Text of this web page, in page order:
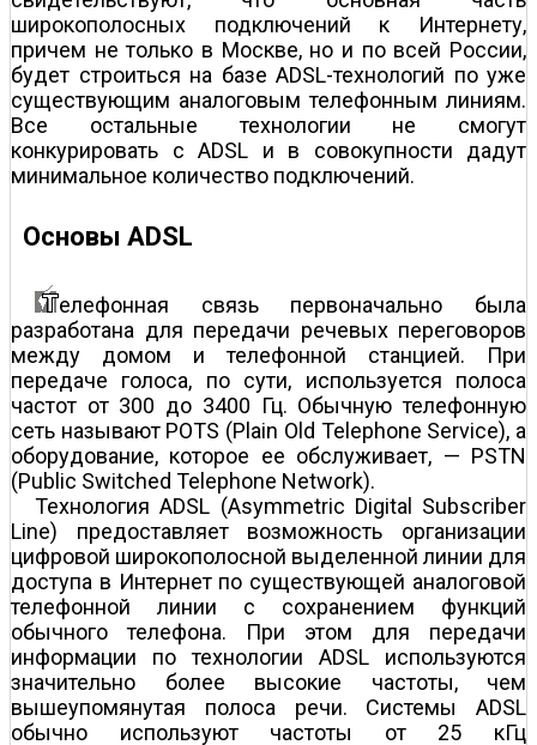
широкополосных подключений к Интернету,
причем не только в Москве, но и по всей России,
будет строиться на базе ADSL-технологий по уже
существующим аналоговым телефонным линиям.
Все остальные технологии не смогут
конкурировать с ADSL и в совокупности дадут
минимальное количество подключений.
Основы ADSL
елефонная связь первоначально была
разработана для передачи речевых переговоров
между домом и телефонной станцией. При
передаче голоса, по сути, используется полоса
частот от 300 до 3400 Гц. Обычную телефонную
сеть называют POTS (Plain Old Telephone Service), а
оборудование, которое ее обслуживает, — PSTN
(Public Switched Telephone Network).
Технология ADSL (Asymmetric Digital Subscriber
Line) предоставляет возможность организации
цифровой широкополосной выделенной линии для
доступа в Интернет по существующей аналоговой
телефонной линии с сохранением функций
обычного телефона. При этом для передачи
информации по технологии ADSL используются
значительно более высокие частоты, чем
вышеупомянутая полоса речи. Системы ADSL
обычно используют частоты от 25 кГц